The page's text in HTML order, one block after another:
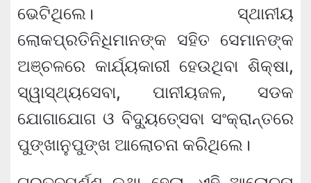
ଭେଟିଥିଲେ। ସ୍ଥାନୀୟ
ଲୋକପ୍ରତିନିଧିମାନଙ୍କ ସହିତ ସେମାନଙ୍କ
ଅଞ୍ଚଳରେ କାର୍ଯ୍ୟକାରୀ ହେଉଥିବା ଶିକ୍ଷା,
ସ୍ୱାସ୍ଥ୍ୟସେବା, ପାନୀୟଜଳ, ସଡକ
ଯୋଗାଯୋଗ ଓ ବିଦ୍ୟୁତ୍‍ସେବା ସଂକ୍ରାନ୍ତରେ
ପୁଙ୍ଖାନୁପୁଙ୍ଖ ଆଲୋଚନା କରିଥିଲେ।